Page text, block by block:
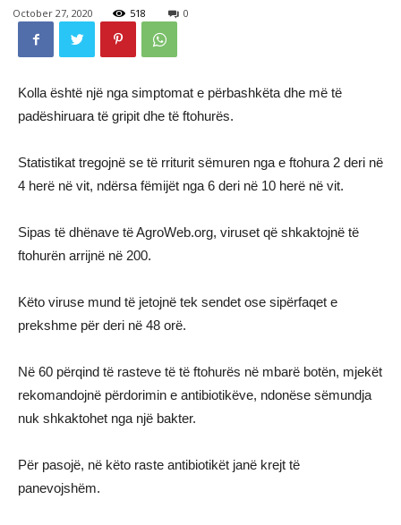
October 27, 2020 518 0
Kolla është një nga simptomat e përbashkëta dhe më të
padëshiruara të gripit dhe të ftohurës.
Statistikat tregojnë se të rriturit sëmuren nga e ftohura 2 deri në
4 herë në vit, ndërsa fëmijët nga 6 deri në 10 herë në vit.
Sipas të dhënave të AgroWeb.org, viruset që shkaktojnë të
ftohurën arrijnë në 200.
Këto viruse mund të jetojnë tek sendet ose sipërfaqet e
prekshme për deri në 48 orë.
Në 60 përqind të rasteve të të ftohurës në mbarë botën, mjekët
rekomandojnë përdorimin e antibiotikëve, ndonëse sëmundja
nuk shkaktohet nga një bakter.
Për pasojë, në këto raste antibiotikët janë krejt të
panevojshëm.